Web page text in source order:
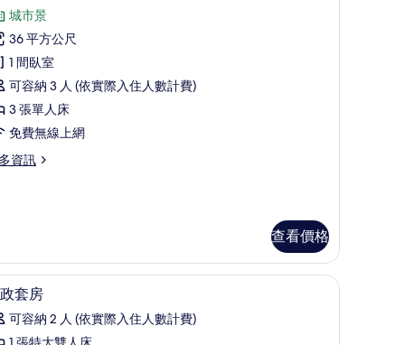
城市景
36 平方公尺
1 間臥室
可容納 3 人 (依實際入住人數計費)
3 張單人床
免費無線上網
資訊
查看價格
高級寢具、迷你吧、客房內保險箱、書桌
14套房
可容納 2 人 (依實際入住人數計費)